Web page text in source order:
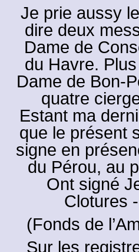
Je prie aussy
dire deux
Dame de
du Havre.
Dame de Bon-
quatre
Estant ma
que le présent
signe en
du Pérou, au
Ont signé
Clotures
(Fonds de
Sur les